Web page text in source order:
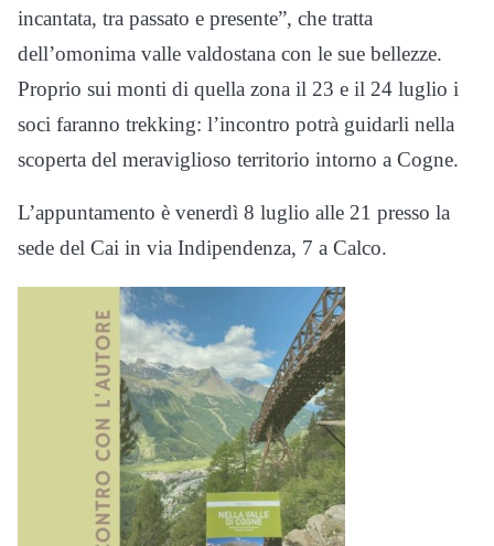
incantata, tra passato e presente”, che tratta
dell’omonima valle valdostana con le sue bellezze.
Proprio sui monti di quella zona il 23 e il 24 luglio i
soci faranno trekking: l’incontro potrà guidarli nella
scoperta del meraviglioso territorio intorno a Cogne.
L’appuntamento è venerdì 8 luglio alle 21 presso la
sede del Cai in via Indipendenza, 7 a Calco.